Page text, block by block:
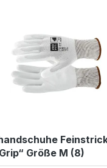
Größe M (8)